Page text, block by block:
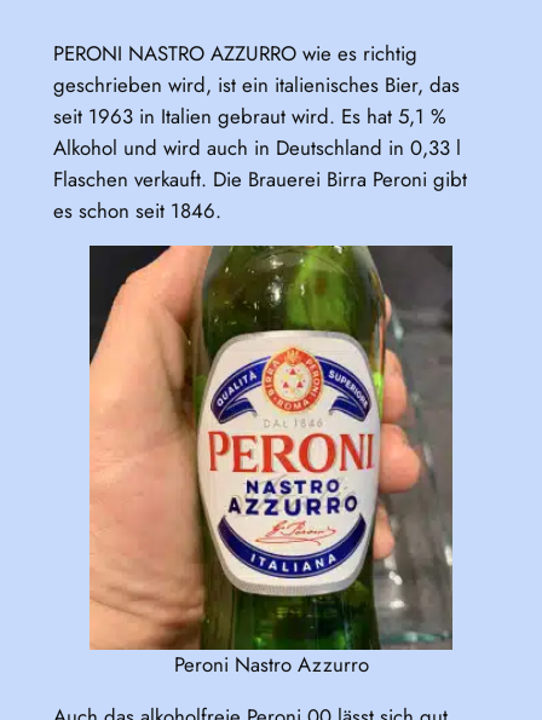
PERONI NASTRO AZZURRO wie es richtig
geschrieben wird, ist ein italienisches Bier, das
seit 1963 in Italien gebraut wird. Es hat 5,1 %
Alkohol und wird auch in Deutschland in 0,33 l
Flaschen verkauft. Die Brauerei Birra Peroni gibt
es schon seit 1846.
Peroni Nastro Azzurro